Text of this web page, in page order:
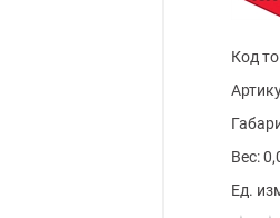
Код
Вес:
Ед.